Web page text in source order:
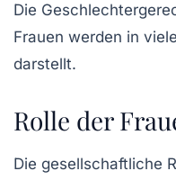
Die
Frauen werden in
darstellt.
Rolle der
Die gesellschaftliche